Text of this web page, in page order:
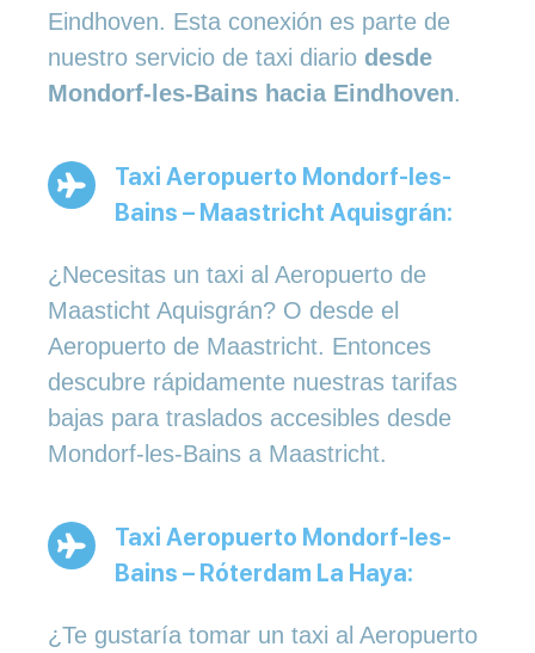
Eindhoven. Esta conexión es parte de
nuestro servicio de taxi diario desde
Mondorf-les-Bains hacia Eindhoven.
Taxi Aeropuerto Mondorf-les-
Bains – Maastricht Aquisgrán:
¿Necesitas un taxi al Aeropuerto de
Maasticht Aquisgrán? O desde el
Aeropuerto de Maastricht. Entonces
descubre rápidamente nuestras tarifas
bajas para traslados accesibles desde
Mondorf-les-Bains a Maastricht.
Taxi Aeropuerto Mondorf-les-
Bains – Róterdam La Haya:
¿Te gustaría tomar un taxi al Aeropuerto